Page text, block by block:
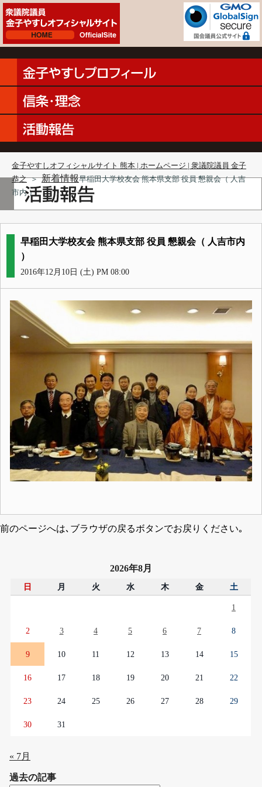
金子やすしオフィシャルサイト 熊本 | ホームページ | 衆議院議員 金子
恭之 ＞ 新着情報早稲田大学校友会 熊本県支部 役員 懇親会（ 人吉
市内 ）
早稲田大学校友会 熊本県支部 役員 懇親会（ 人吉市内
）
2016年12月10日 (土) PM 08:00
前のページへは､ブラウザの戻るボタンでお戻りください｡
2026年8月
日 月 火 水 木 金 土
1
2 3 4 5 6 7 8
9 10 11 12 13 14 15
16 17 18 19 20 21 22
23 24 25 26 27 28 29
30 31
« 7月
過去の記事